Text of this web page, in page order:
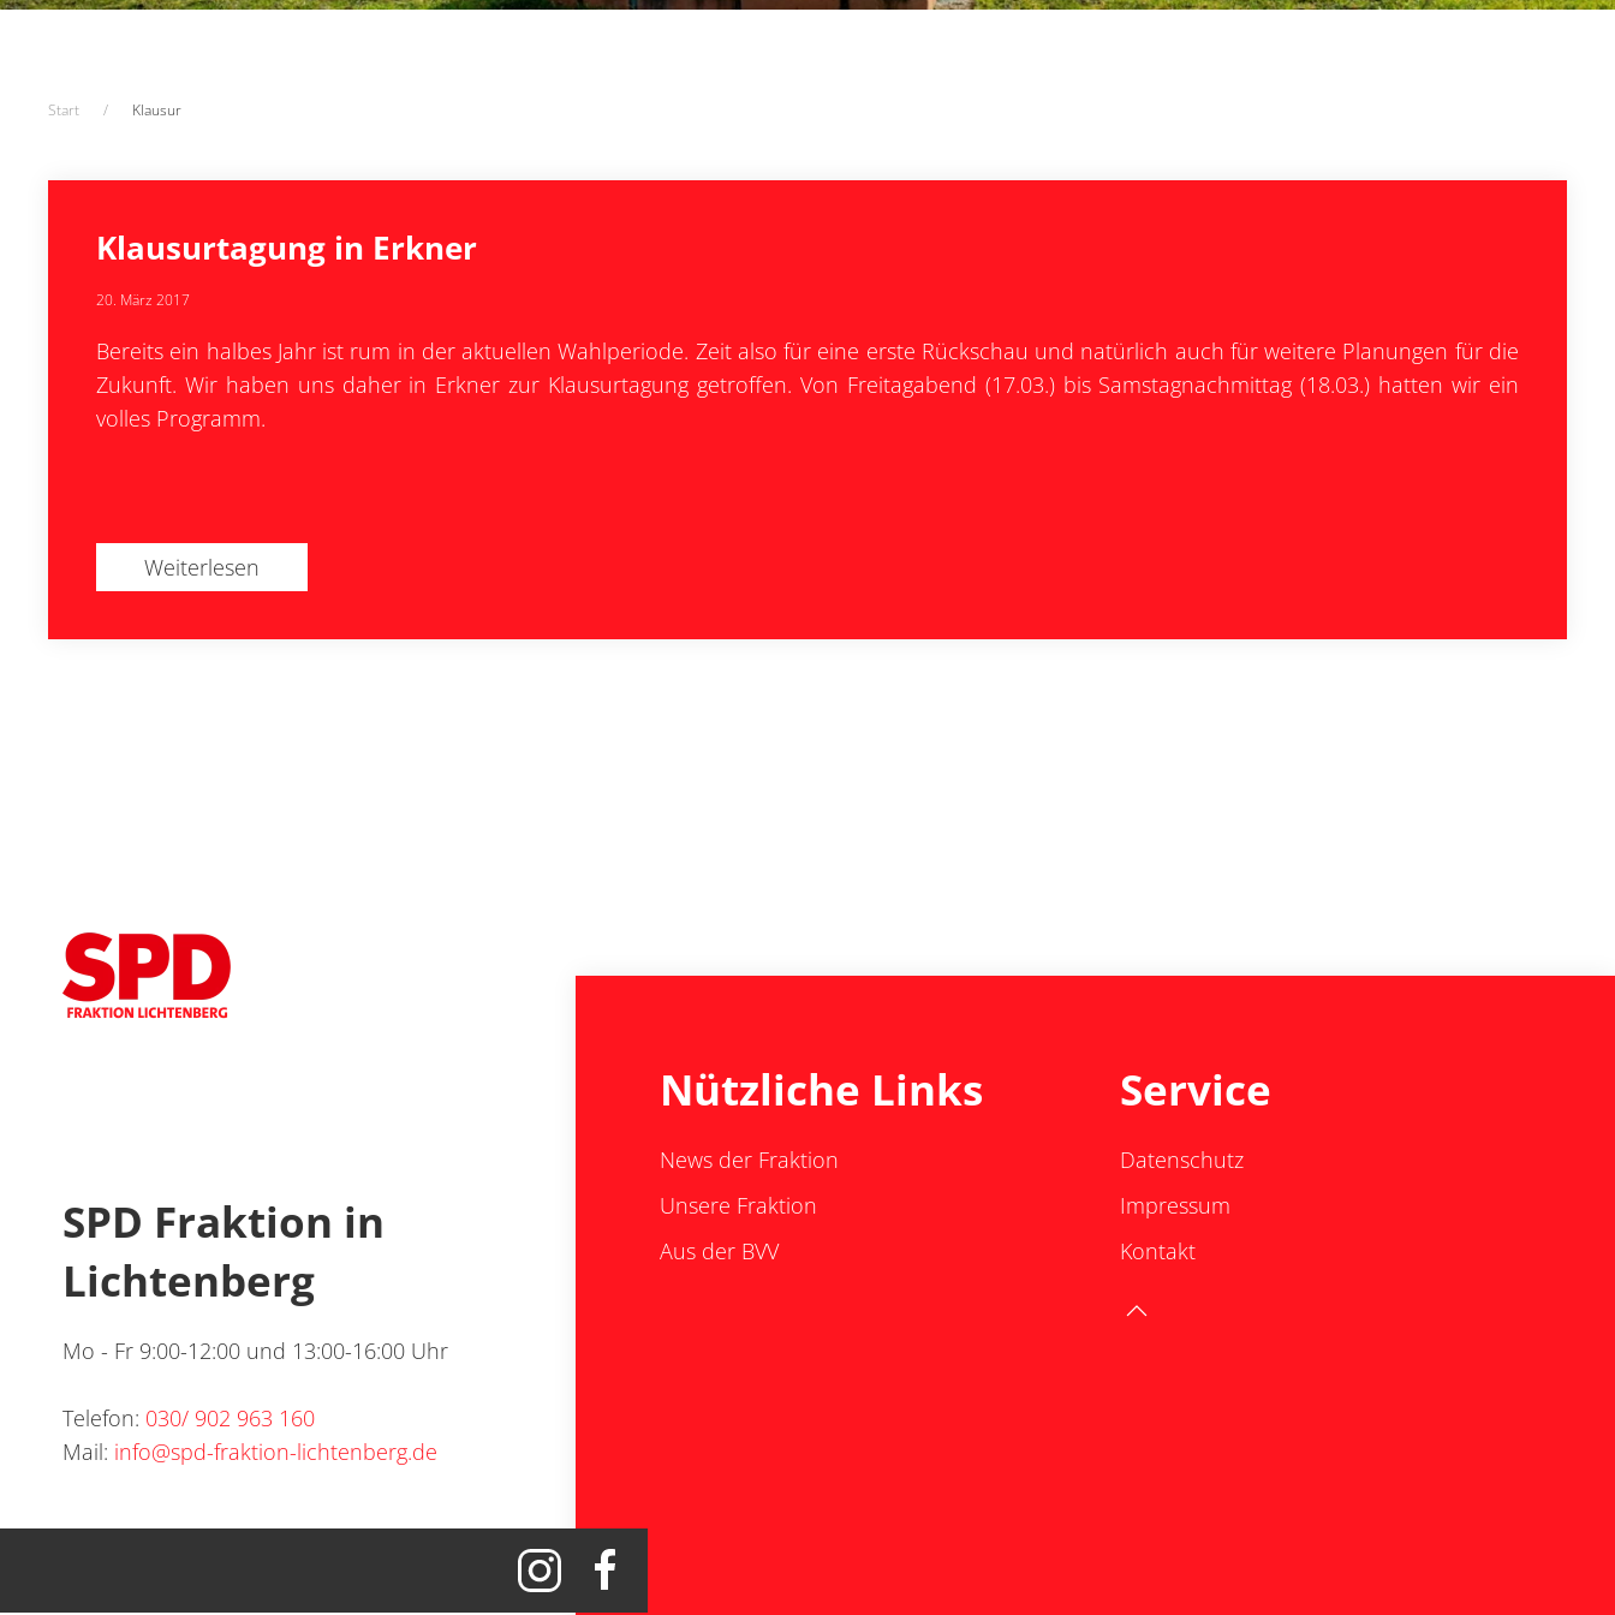
Start Klausur
Klausurtagung in Erkner
20. März 2017
Bereits ein halbes Jahr ist rum in der aktuellen Wahlperiode. Zeit also für eine erste Rückschau und natürlich auch für weitere Planungen für die
Zukunft. Wir haben uns daher in Erkner zur Klausurtagung getroffen. Von Freitagabend (17.03.) bis Samstagnachmittag (18.03.) hatten wir ein
volles Programm.
Weiterlesen
SPD Fraktion in
Lichtenberg
Mo - Fr 9:00-12:00 und 13:00-16:00 Uhr
Telefon: 030/ 902 963 160
Mail: info@spd-fraktion-lichtenberg.de
Nützliche Links
News der Fraktion
Unsere Fraktion
Aus der BVV
Service
Datenschutz
Impressum
Kontakt